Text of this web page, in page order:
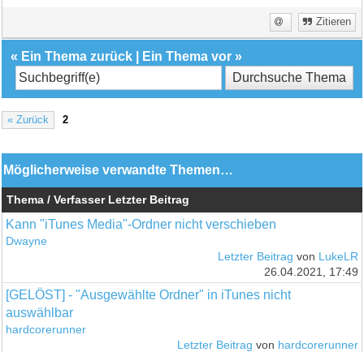
Zitieren
« Ein Thema zurück Ein Thema vor »
« Zurück 2
Möglicherweise verwandte Themen…
Thema / Verfasser Letzter Beitrag
Kann "iTunes Media"-Ordner nicht verschieben
Dwayne
Letzter Beitrag von LukeLR
26.04.2021, 17:49
[GELÖST] - "Ausgewählte Ordner" in iTunes nicht
auswählbar
hardcorerunner
Letzter Beitrag von hardcorerunner